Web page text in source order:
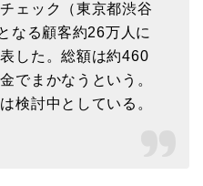
ェック（東京都渋谷
なる顧客約26万人に
した。総額は約460
でまかなうという。
検討中としている。